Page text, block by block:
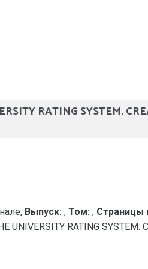
RATING SYSTEM.
Выпуск: , Том: , Страницы
UNIVERSITY RATING SYSTEM.